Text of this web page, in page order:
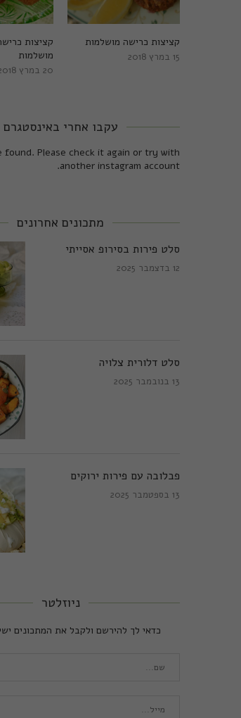
קציצות
מושלמות
20 במרץ 2018
קציצות כרישה מושלמות
15 במרץ 2018
עקבו אחרי באינסטגרם
found. Please check it again or try with
another instagram account.
מתכונים אחרונים
סלט פירות בסירופ אסייתי
12 בדצמבר 2025
סלט דלורית צלויה
13 בנובמבר 2025
פבלובה עם פירות ירוקים
13 בספטמבר 2025
ניוזלטר
כדאי לך להירשם ולקבל את המתכונים